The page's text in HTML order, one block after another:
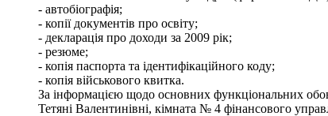
- автобіографія;
- копії документів про освіту;
- декларація про доходи за 2009 рік;
- резюме;
- копія паспорта та ідентифікаційного коду;
- копія військового квитка.
За інформацією щодо основних функціональних
Тетяні Валентинівні, кімната № 4 фінансового